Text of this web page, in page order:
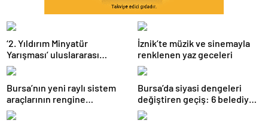
‘2. Yıldırım Minyatür
Yarışması’ uluslararası
katılımla başladı
İznik’te müzik ve sinemayla
renklenen yaz geceleri
Bursa’nın yeni raylı sistem
araçlarının rengine
vatandaşlar karar veriyor
Bursa’da siyasi dengeleri
değiştiren geçiş: 6 belediye
başkanı YENİ Parti saflarında